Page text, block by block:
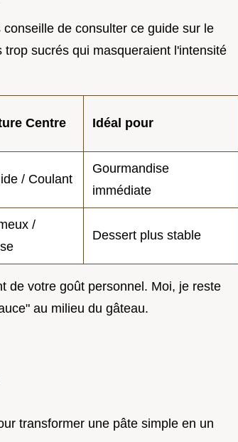
de consulter ce guide sur le
sucrés qui masqueraient l'intensité
Centre Idéal pour
/ Coulant
Gourmandise
immédiate
/
Dessert plus stable
de votre goût personnel. Moi, je reste
au milieu du gâteau.
transformer une pâte simple en un